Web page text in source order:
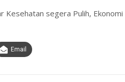
Kesehatan segera Pulih,
Email